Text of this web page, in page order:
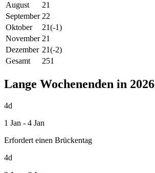
August
21
September 22
Oktober
21(-1)
November 21
Dezember 21(-2)
Gesamt
251
Lange Wochenenden in 2026
4d
1 Jan - 4 Jan
Erfordert einen Brückentag
4d